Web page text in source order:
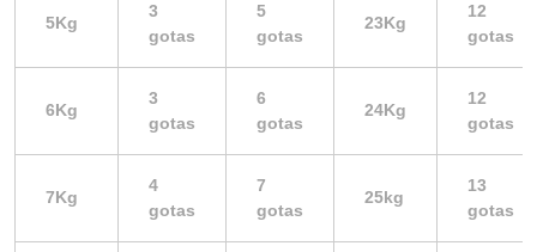
5Kg
3
gotas
5
gotas
23Kg
12
gotas
6Kg
3
gotas
6
gotas
24Kg
12
gotas
7Kg
4
gotas
7
gotas
25kg
13
gotas